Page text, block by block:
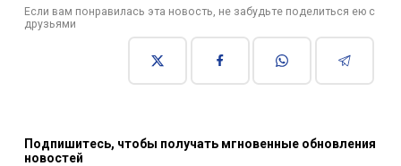
Если вам понравилась эта новость, не забудьте поделиться ею с
друзьями
Подпишитесь, чтобы получать мгновенные обновления
новостей